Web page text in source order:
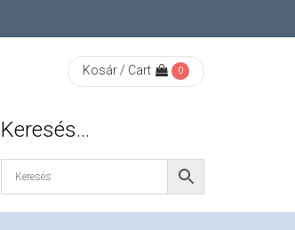
Kosár / Cart 0
Keresés…